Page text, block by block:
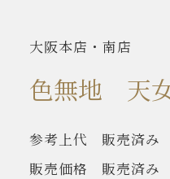
大阪本店・南店
色無地 天
参考上代
販売済み
販売価格
販売済み